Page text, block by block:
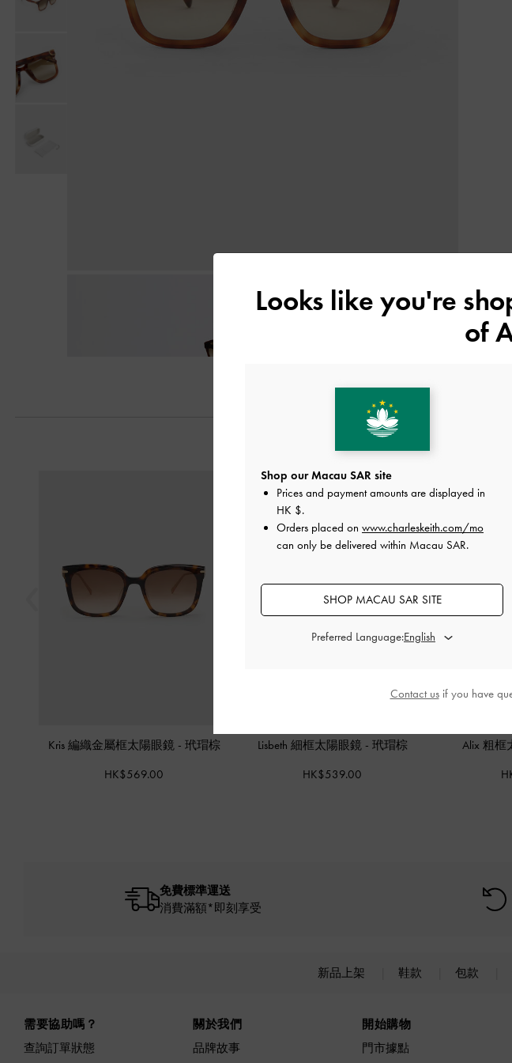
Kris 編織金屬框太陽眼鏡 - 玳瑁棕
HK$569.00
Lisbeth 細框太陽眼鏡 - 玳瑁棕
HK$539.00
Alix 粗框
免費標準運送
消費滿額*即刻享受
新品上架 鞋款 包款
需要協助嗎？
查詢訂單狀態
關於我們
品牌故事
開始購物
門市據點
Looks like you're
of
Shop our Macau SAR site
Prices and payment amounts are displayed in
HK $.
Orders placed on www.charleskeith.com/mo
can only be delivered within Macau SAR.
SHOP MACAU SAR SITE
Preferred Language:
Contact usif you have